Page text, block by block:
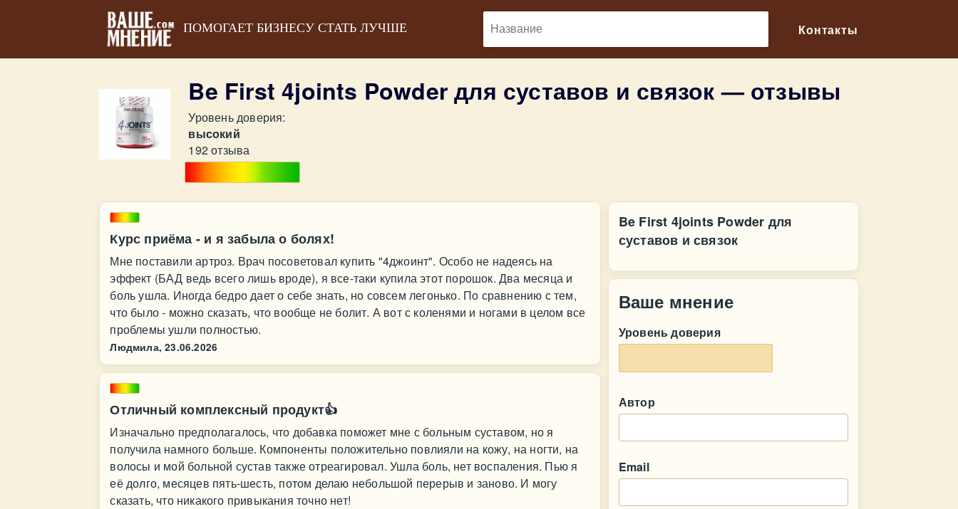
ПОМОГАЕТ БИЗНЕСУ СТАТЬ ЛУЧШЕ Контакты
Be First 4joints Powder для суставов и связок — отзывы
Уровень доверия:
высокий
192 отзыва
Курс приёма - и я забыла о болях!
Мне поставили артроз. Врач посоветовал купить "4джоинт". Особо не надеясь на
эффект (БАД ведь всего лишь вроде), я все-таки купила этот порошок. Два месяца и
боль ушла. Иногда бедро дает о себе знать, но совсем легонько. По сравнению с тем,
что было - можно сказать, что вообще не болит. А вот с коленями и ногами в целом все
проблемы ушли полностью.
Людмила, 23.06.2026
Отличный комплексный продукт👍
Изначально предполагалось, что добавка поможет мне с больным суставом, но я
получила намного больше. Компоненты положительно повлияли на кожу, на ногти, на
волосы и мой больной сустав также отреагировал. Ушла боль, нет воспаления. Пью я
её долго, месяцев пять-шесть, потом делаю небольшой перерыв и заново. И могу
сказать, что никакого привыкания точно нет!
Be First 4joints Powder для
суставов и связок
Ваше мнение
Уровень доверия
Автор
Email